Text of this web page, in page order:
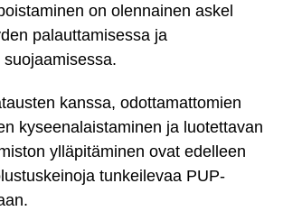
on olennainen askel
palauttamisessa ja
kanssa, odottamattomien
kyseenalaistaminen ja luotettavan
ylläpitäminen ovat edelleen
tunkeilevaa PUP-